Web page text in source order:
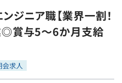
ジニア職【業界一割！
賞与5～6か月支給
会求人